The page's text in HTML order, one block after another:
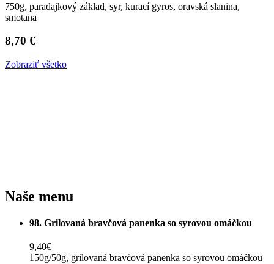
750g, paradajkový základ, syr, kurací gyros, oravská slanina,
smotana
8,70 €
Zobraziť všetko
Naše menu
98. Grilovaná bravčová panenka so syrovou omáčkou
9,40€
150g/50g, grilovaná bravčová panenka so syrovou omáčkou